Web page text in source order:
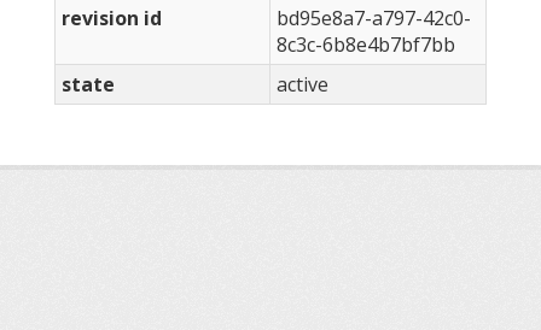
revision id
bd95e8a7-a797-42c0-
8c3c-6b8e4b7bf7bb
state
active